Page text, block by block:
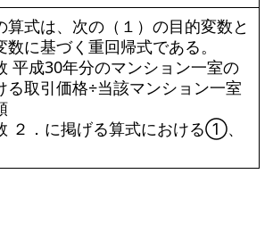
算式は、次の（１）の目的変数と
数に基づく重回帰式である。
平成30年分のマンション一室の
る取引価格÷当該マンション一室
２．に掲げる算式における①、